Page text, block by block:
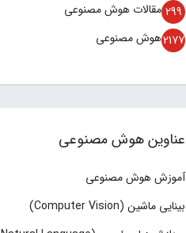
مقالات هوش مصنوعی 299
هوش مصنوعی2177
عناوین هوش مصنوعی
آموزش هوش مصنوعی
بینایی ماشین (Computer Vision)